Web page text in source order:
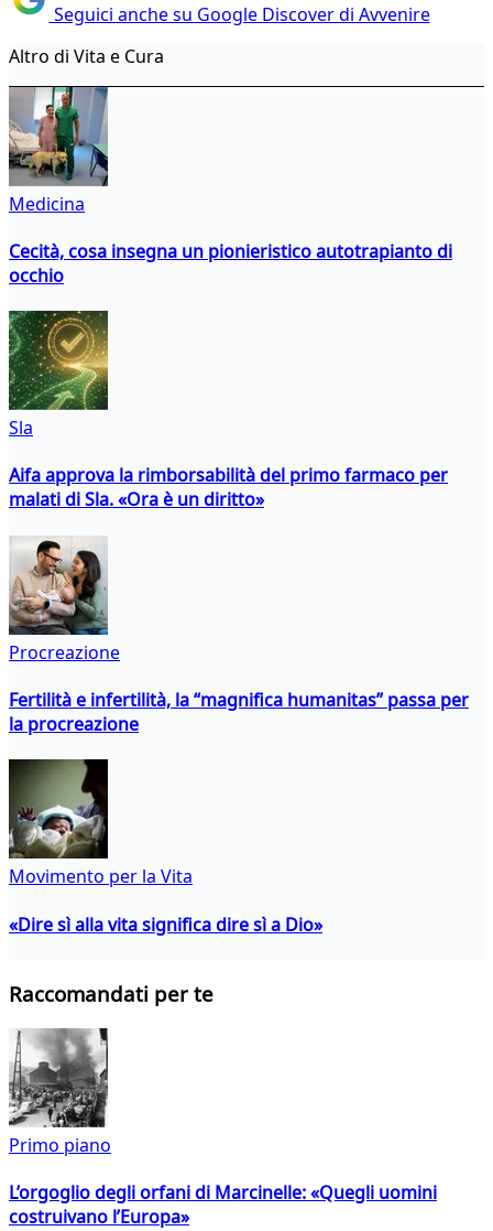
Seguici anche su Google Discover di Avvenire
Altro di Vita e Cura
Medicina
Cecità, cosa insegna un pionieristico autotrapianto di
occhio
Sla
Aifa approva la rimborsabilità del primo farmaco per
malati di Sla. «Ora è un diritto»
Procreazione
Fertilità e infertilità, la “magnifica humanitas” passa per
la procreazione
Movimento per la Vita
«Dire sì alla vita significa dire sì a Dio»
Raccomandati per te
Primo piano
L’orgoglio degli orfani di Marcinelle: «Quegli uomini
costruivano l’Europa»